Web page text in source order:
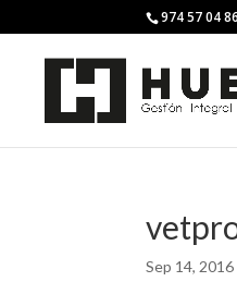
974 57 04 86
Sep 14, 2016